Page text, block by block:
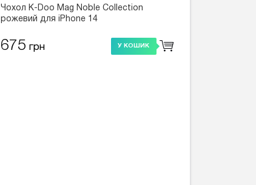
Чохол K-Doo Mag Noble Collection
рожевий для iPhone 14
675 грн У КОШИК